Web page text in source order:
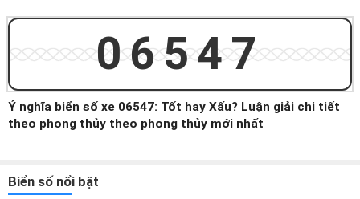
06547
Ý nghĩa biển số xe 06547: Tốt hay Xấu? Luận giải chi tiết
theo phong thủy theo phong thủy mới nhất
Biển số nổi bật